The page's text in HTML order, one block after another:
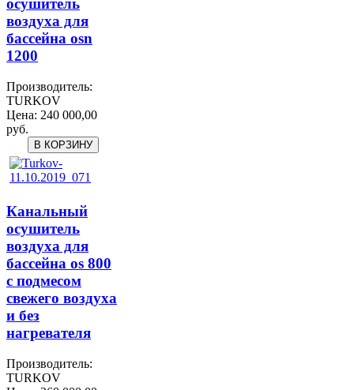
осушитель
воздуха для
бассейна osn
1200
Производитель:
TURKOV
Цена: 240 000,00
руб.
Канальный
осушитель
воздуха для
бассейна os 800
с подмесом
свежего воздуха
и без
нагревателя
Производитель:
TURKOV